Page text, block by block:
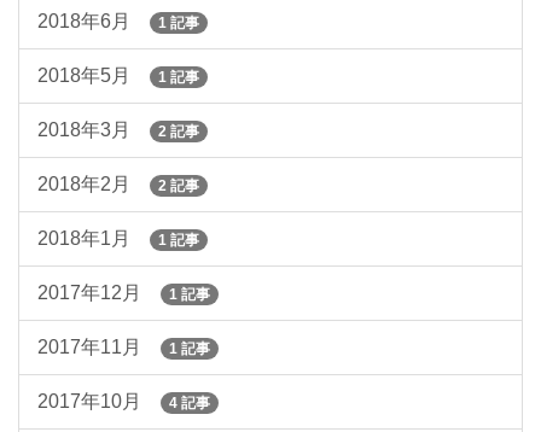
2018年6月 1 記事
2018年5月 1 記事
2018年3月 2 記事
2018年2月 2 記事
2018年1月 1 記事
2017年12月 1 記事
2017年11月 1 記事
2017年10月 4 記事